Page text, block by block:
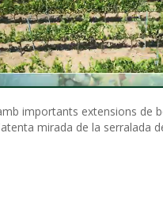
importants extensions de
mirada de la serralada